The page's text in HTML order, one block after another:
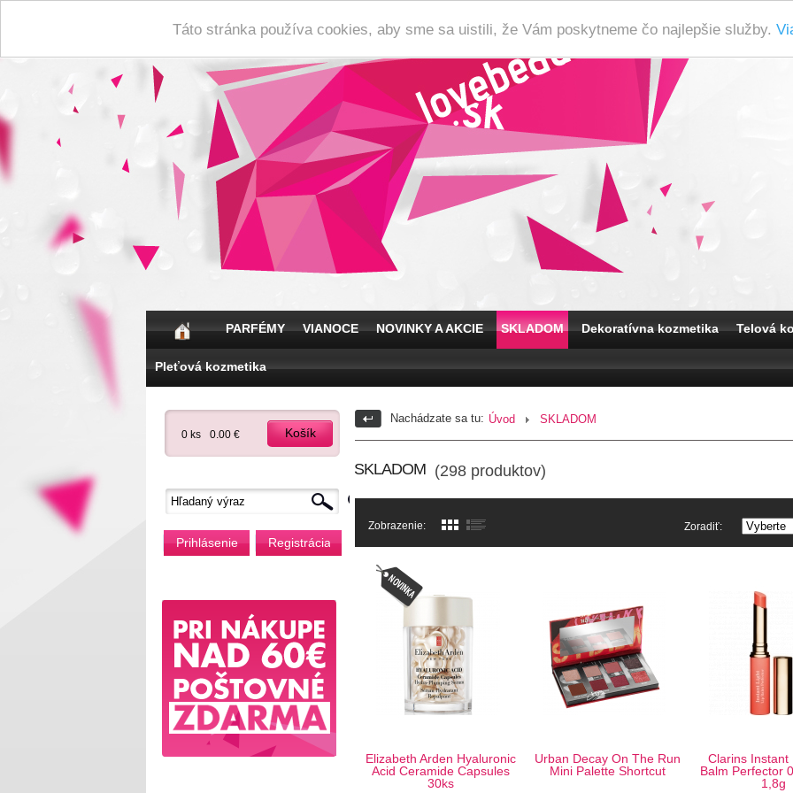
Táto stránka používa cookies, aby sme sa uistili, že Vám poskytneme čo najlepšie služby.
PARFÉMY VIANOCE NOVINKY A AKCIE SKLADOM Dekoratívna kozmetika Telová
Pleťová kozmetika
0 ks 0.00 € Košík
Prihlásenie Registrácia
Nachádzate sa tu: Úvod SKLADOM
SKLADOM(298 produktov)
Zobrazenie: Zoradiť:
Elizabeth Arden Hyaluronic
Acid Ceramide Capsules
30ks
Urban Decay On The Run
Mini Palette Shortcut
Clarins Instant
Balm Perfector
1,8g